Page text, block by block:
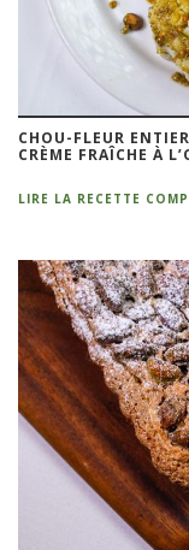
CHOU-FLEUR
CRÈME FRAÎCHE À
LIRE LA RECETTE